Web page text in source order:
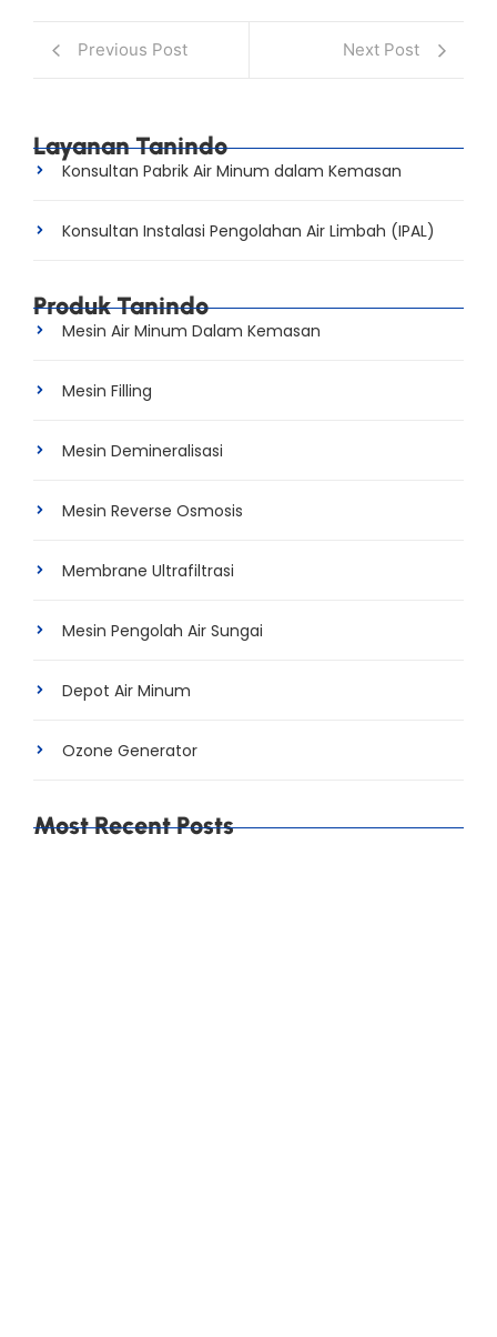
Previous Post Next Post
Layanan Tanindo
Konsultan Pabrik Air Minum dalam Kemasan
Konsultan Instalasi Pengolahan Air Limbah (IPAL)
Produk Tanindo
Mesin Air Minum Dalam Kemasan
Mesin Filling
Mesin Demineralisasi
Mesin Reverse Osmosis
Membrane Ultrafiltrasi
Mesin Pengolah Air Sungai
Depot Air Minum
Ozone Generator
Most Recent Posts